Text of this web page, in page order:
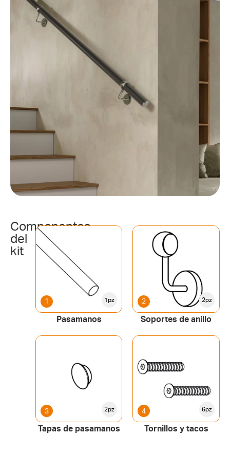
Componentes
del
kit
1 1pz
Pasamanos
2 2pz
Soportes de anillo
3 2pz
Tapas de pasamanos
4 6pz
Tornillos y tacos